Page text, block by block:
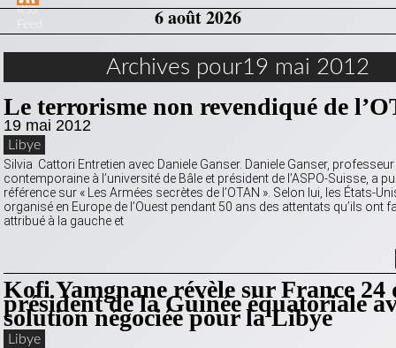
RSS
6 août 2026
Archives pour19 mai 2012
Le terrorisme non revendiqué de
19 mai 2012
Libye
Silvia Cattori Entretien avec Daniele Ganser. Daniele Ganser,
contemporaine à l’université de Bâle et président de l’ASPO-Suisse, a
référence sur « Les Armées secrètes de l’OTAN ». Selon lui, les États-
organisé en Europe de l’Ouest pendant 50 ans des attentats qu’ils ont
attribué à la gauche et
Kofi Yamgnane révèle sur France 24
président de la Guinée équatoriale
solution négociée pour la Libye
Libye